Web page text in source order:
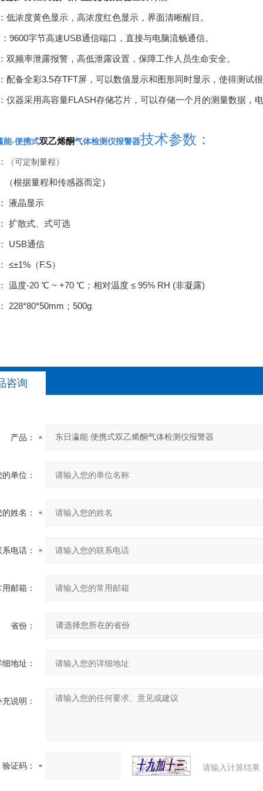
低浓度黄色显示，高浓度红色显示，界面清晰醒目。
9600字节高速USB通信端口，直接与电脑流畅通信。
双频率泄露报警，高低泄露设置，保障工作人员生命安全。
配备全彩3.5存TFT屏，可以数值显示和图形同时显示，使得测试
仪器采用高容量FLASH存储芯片，可以存储一个月的测量数据，
能-便携式双乙烯酮气体检测仪报警器技术参数：
（可定制量程）
（根据量程和传感器而定）
液晶显示
扩散式、式可选
USB通信
≤±1%（F.S）
温度-20 ℃ ~ +70 ℃；相对温度 ≤ 95% RH (非凝露)
228*80*50mm；500g
咨询
产品：
的单位：
的姓名：
系电话：
用邮箱：
省份：
细地址：
充说明：
验证码： 请输入计算结果